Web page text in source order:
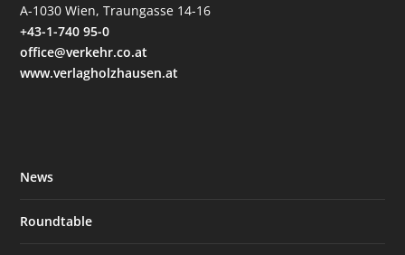
A-1030 Wien, Traungasse 14-16
+43-1-740 95-0
office@verkehr.co.at
www.verlagholzhausen.at
News
Roundtable